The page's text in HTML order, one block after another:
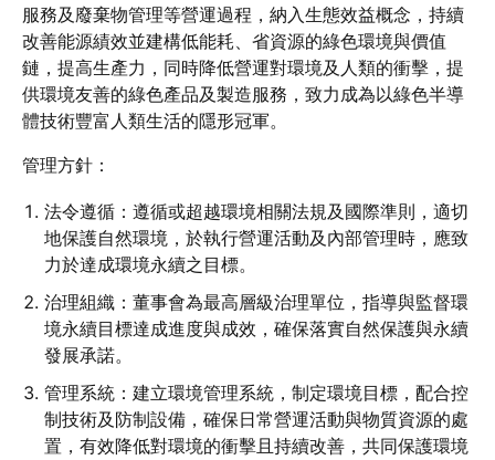
服務及廢棄物管理等營運過程，納入生態效益概念，持續
改善能源績效並建構低能耗、省資源的綠色環境與價值
鏈，提高生產力，同時降低營運對環境及人類的衝擊，提
供環境友善的綠色產品及製造服務，致力成為以綠色半導
體技術豐富人類生活的隱形冠軍。
管理方針：
法令遵循：遵循或超越環境相關法規及國際準則，適切
地保護自然環境，於執行營運活動及內部管理時，應致
力於達成環境永續之目標。
治理組織：董事會為最高層級治理單位，指導與監督環
境永續目標達成進度與成效，確保落實自然保護與永續
發展承諾。
管理系統：建立環境管理系統，制定環境目標，配合控
制技術及防制設備，確保日常營運活動與物質資源的處
置，有效降低對環境的衝擊且持續改善，共同保護環境